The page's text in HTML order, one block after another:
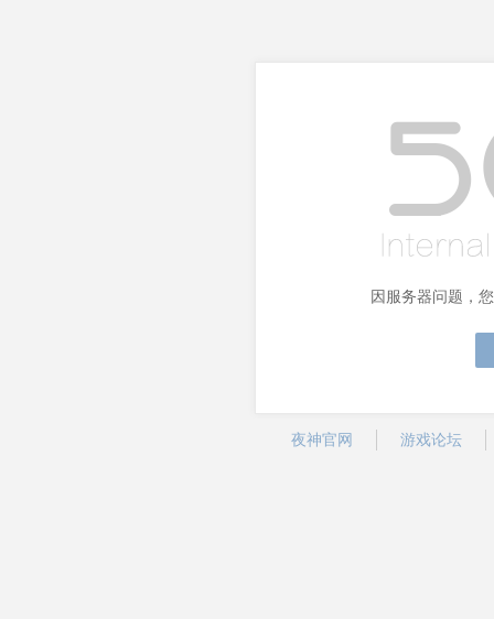
因服务器问题，
夜神官网 游戏论坛